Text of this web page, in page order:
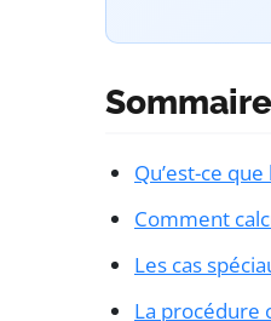
Sommaire
Qu’est-ce
Comment
Les cas
La procédure